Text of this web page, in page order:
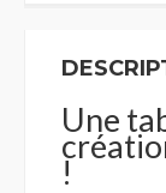
Une
!